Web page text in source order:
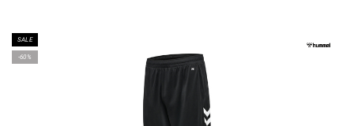
SALE
-60%